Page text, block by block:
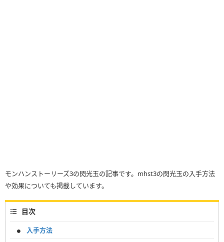
モンハンストーリーズ3の閃光玉の記事です。mhst3の閃光玉の入手方法
や効果についても掲載しています。
目次
入手方法